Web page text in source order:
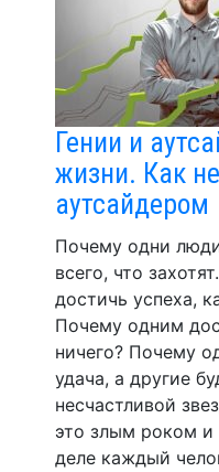
Гении и
жизни. Как
аутсайдером
Почему одни
всего, что
достичь успеха,
Почему одним
ничего? Почему
удача, а другие
несчастливой
это злым роком и
деле каждый